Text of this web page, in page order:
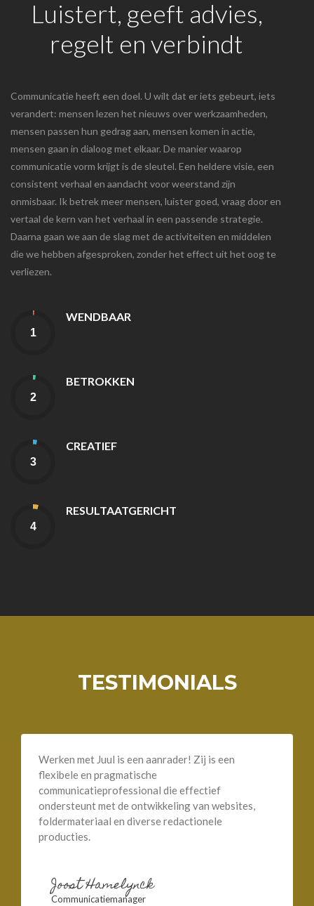
Luistert, geeft advies,
regelt en verbindt
Communicatie heeft een doel. U wilt dat er iets gebeurt, iets
verandert: mensen lezen het nieuws over werkzaamheden,
mensen passen hun gedrag aan, mensen komen in actie,
mensen gaan in dialoog met elkaar. De manier waarop
communicatie vorm krijgt is de sleutel. Een heldere visie, een
consistent verhaal en aandacht voor weerstand zijn
onmisbaar. Ik betrek meer mensen, luister goed, vraag door en
vertaal de kern van het verhaal in een passende strategie.
Daarna gaan we aan de slag met de activiteiten en middelen
die we hebben afgesproken, zonder het effect uit het oog te
verliezen.
WENDBAAR
BETROKKEN
CREATIEF
RESULTAATGERICHT
TESTIMONIALS
Werken met Juul is een aanrader! Zij is een
flexibele en pragmatische
communicatieprofessional die effectief
ondersteunt met de ontwikkeling van websites,
foldermateriaal en diverse redactionele
producties.
Joost Hamelynck
Communicatiemanager